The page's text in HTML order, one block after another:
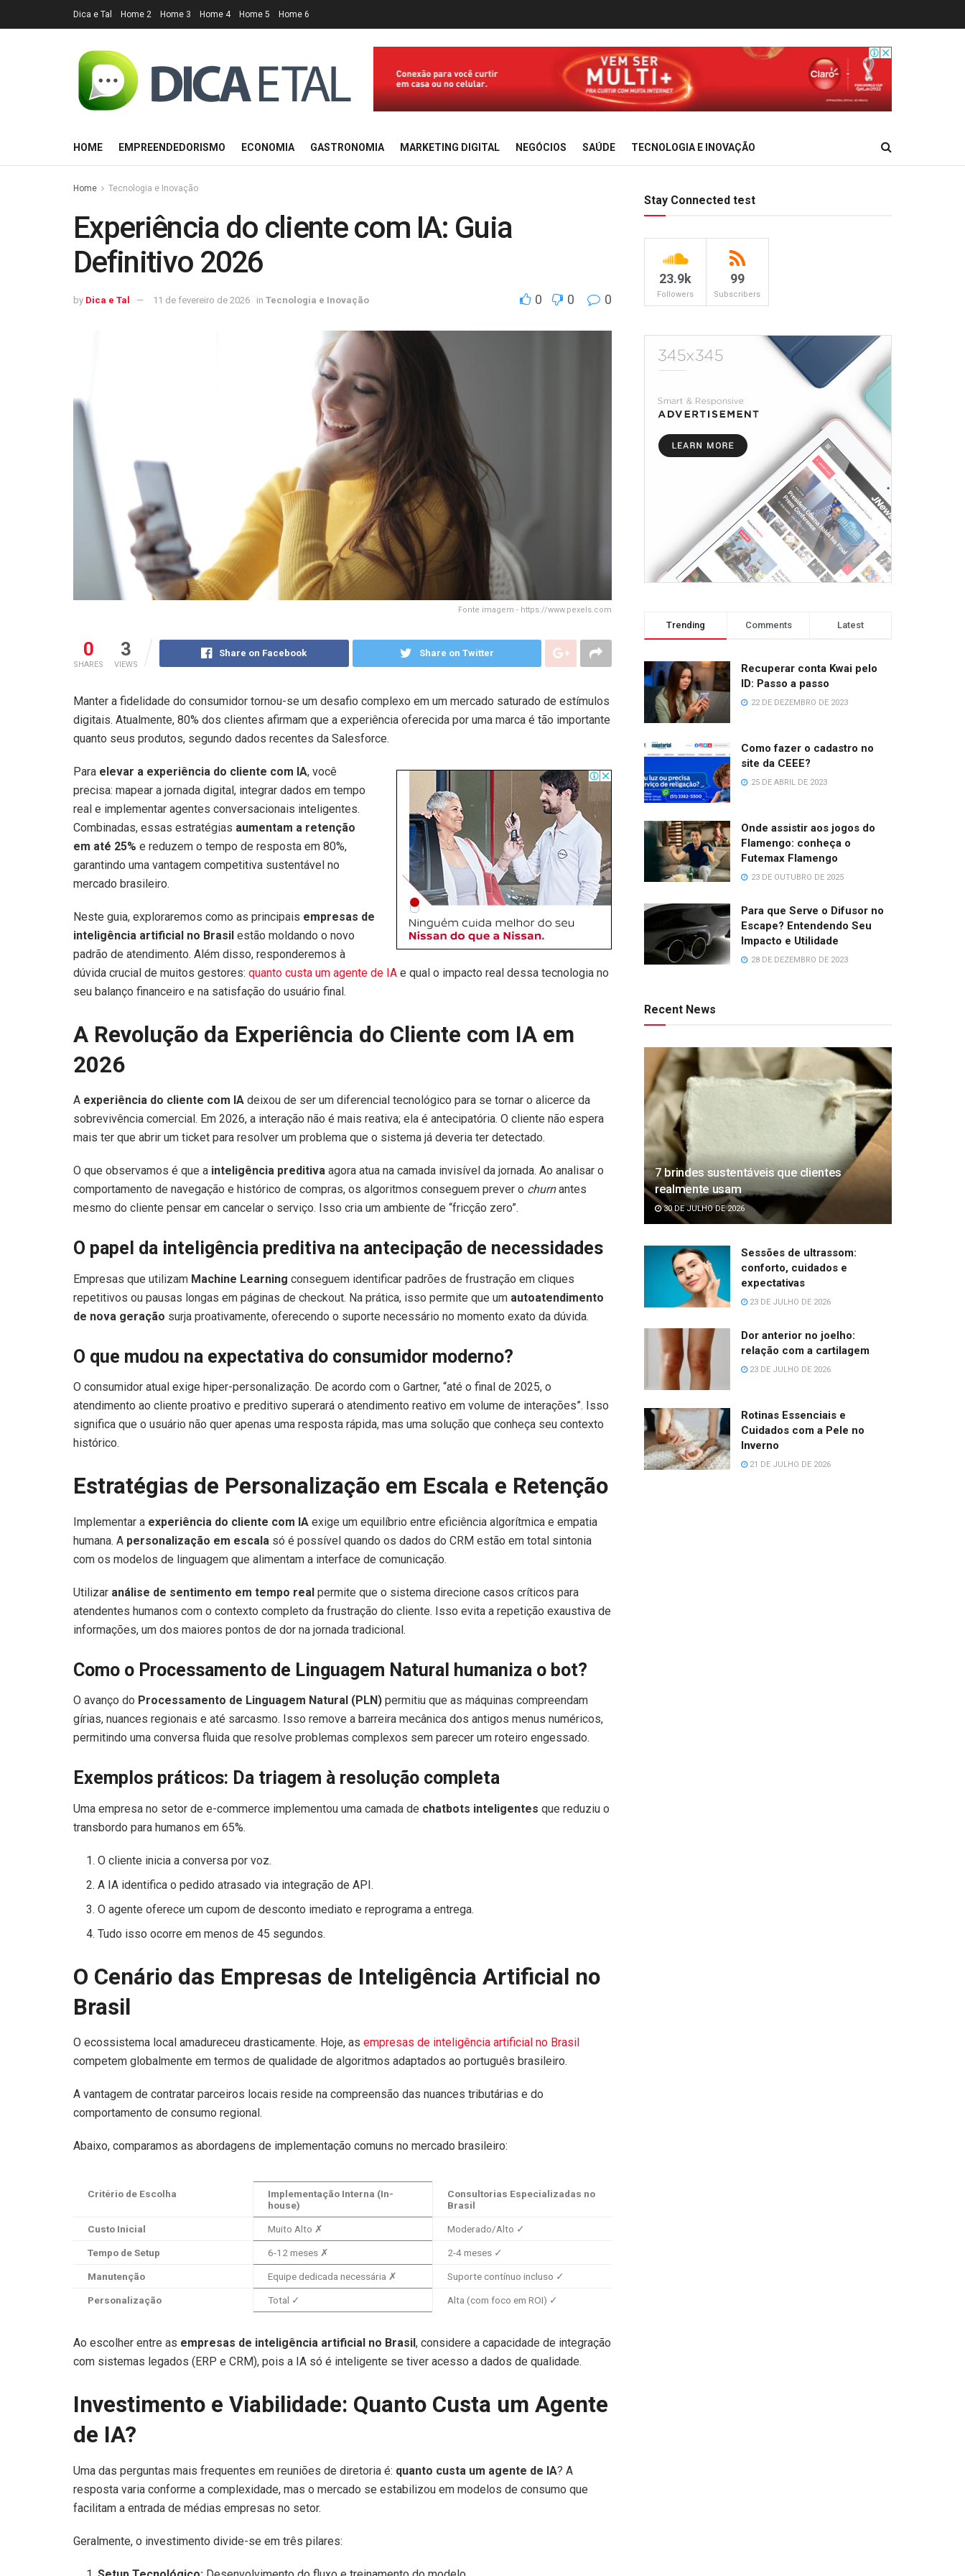
Dica e Tal Home 2 Home 3 Home 4 Home 5 Home 6
HOME EMPREENDEDORISMO ECONOMIA GASTRONOMIA MARKETING DIGITAL NEGÓCIOS SAÚDE TECNOLOGIA E INOVAÇÃO
Home Tecnologia e Inovação
Experiência do cliente com IA: Guia
Definitivo 2026
by Dica e Tal 11 de fevereiro de 2026 in Tecnologia e Inovação 0 0 0
Fonte imagem - https://www.pexels.com
0
SHARES
3
VIEWS
Share on Facebook Share on Twitter
Manter a fidelidade do consumidor tornou-se um desafio complexo em um mercado saturado de estímulos
digitais. Atualmente, 80% dos clientes afirmam que a experiência oferecida por uma marca é tão importante
quanto seus produtos, segundo dados recentes da Salesforce.
Para elevar a experiência do cliente com IA, você
precisa: mapear a jornada digital, integrar dados em tempo
real e implementar agentes conversacionais inteligentes.
Combinadas, essas estratégias aumentam a retenção
em até 25% e reduzem o tempo de resposta em 80%,
garantindo uma vantagem competitiva sustentável no
mercado brasileiro.
Neste guia, exploraremos como as principais empresas de
inteligência artificial no Brasil estão moldando o novo
padrão de atendimento. Além disso, responderemos à
dúvida crucial de muitos gestores: quanto custa um agente de IA e qual o impacto real dessa tecnologia no
seu balanço financeiro e na satisfação do usuário final.
A Revolução da Experiência do Cliente com IA em
2026
A experiência do cliente com IA deixou de ser um diferencial tecnológico para se tornar o alicerce da
sobrevivência comercial. Em 2026, a interação não é mais reativa; ela é antecipatória. O cliente não espera
mais ter que abrir um ticket para resolver um problema que o sistema já deveria ter detectado.
O que observamos é que a inteligência preditiva agora atua na camada invisível da jornada. Ao analisar o
comportamento de navegação e histórico de compras, os algoritmos conseguem prever o churnantes
mesmo do cliente pensar em cancelar o serviço. Isso cria um ambiente de “fricção zero”.
O papel da inteligência preditiva na antecipação de necessidades
Empresas que utilizam Machine Learning conseguem identificar padrões de frustração em cliques
repetitivos ou pausas longas em páginas de checkout. Na prática, isso permite que um autoatendimento
de nova geração surja proativamente, oferecendo o suporte necessário no momento exato da dúvida.
O que mudou na expectativa do consumidor moderno?
O consumidor atual exige hiper-personalização. De acordo com o Gartner, “até o final de 2025, o
atendimento ao cliente proativo e preditivo superará o atendimento reativo em volume de interações”. Isso
significa que o usuário não quer apenas uma resposta rápida, mas uma solução que conheça seu contexto
histórico.
Estratégias de Personalização em Escala e Retenção
Implementar a experiência do cliente com IA exige um equilíbrio entre eficiência algorítmica e empatia
humana. A personalização em escala só é possível quando os dados do CRM estão em total sintonia
com os modelos de linguagem que alimentam a interface de comunicação.
Utilizar análise de sentimento em tempo real permite que o sistema direcione casos críticos para
atendentes humanos com o contexto completo da frustração do cliente. Isso evita a repetição exaustiva de
informações, um dos maiores pontos de dor na jornada tradicional.
Como o Processamento de Linguagem Natural humaniza o bot?
O avanço do Processamento de Linguagem Natural (PLN) permitiu que as máquinas compreendam
gírias, nuances regionais e até sarcasmo. Isso remove a barreira mecânica dos antigos menus numéricos,
permitindo uma conversa fluida que resolve problemas complexos sem parecer um roteiro engessado.
Exemplos práticos: Da triagem à resolução completa
Uma empresa no setor de e-commerce implementou uma camada de chatbots inteligentes que reduziu o
transbordo para humanos em 65%.
O cliente inicia a conversa por voz.
A IA identifica o pedido atrasado via integração de API.
O agente oferece um cupom de desconto imediato e reprograma a entrega.
Tudo isso ocorre em menos de 45 segundos.
O Cenário das Empresas de Inteligência Artificial no
Brasil
O ecossistema local amadureceu drasticamente. Hoje, as empresas de inteligência artificial no Brasil
competem globalmente em termos de qualidade de algoritmos adaptados ao português brasileiro.
A vantagem de contratar parceiros locais reside na compreensão das nuances tributárias e do
comportamento de consumo regional.
Abaixo, comparamos as abordagens de implementação comuns no mercado brasileiro:
Critério de Escolha
Implementação Interna (In-
house)
Consultorias Especializadas no
Brasil
Custo Inicial Muito Alto ✗ Moderado/Alto ✓
Tempo de Setup 6-12 meses ✗ 2-4 meses ✓
Manutenção Equipe dedicada necessária ✗ Suporte contínuo incluso ✓
Personalização Total ✓ Alta (com foco em ROI) ✓
Ao escolher entre as empresas de inteligência artificial no Brasil , considere a capacidade de integração
com sistemas legados (ERP e CRM), pois a IA só é inteligente se tiver acesso a dados de qualidade.
Investimento e Viabilidade: Quanto Custa um Agente
de IA?
Uma das perguntas mais frequentes em reuniões de diretoria é: quanto custa um agente de IA? A
resposta varia conforme a complexidade, mas o mercado se estabilizou em modelos de consumo que
facilitam a entrada de médias empresas no setor.
Geralmente, o investimento divide-se em três pilares:
Stay Connected test
23.9k
Followers
99
Subscribers
Trending Comments Latest
Recuperar conta Kwai pelo
ID: Passo a passo
22 DE DEZEMBRO DE 2023
Como fazer o cadastro no
site da CEEE?
25 DE ABRIL DE 2023
Onde assistir aos jogos do
Flamengo: conheça o
Futemax Flamengo
23 DE OUTUBRO DE 2025
Para que Serve o Difusor no
Escape? Entendendo Seu
Impacto e Utilidade
28 DE DEZEMBRO DE 2023
Recent News
7 brindes sustentáveis que clientes
realmente usam
30 DE JULHO DE 2026
Sessões de ultrassom:
conforto, cuidados e
expectativas
23 DE JULHO DE 2026
Dor anterior no joelho:
relação com a cartilagem
23 DE JULHO DE 2026
Rotinas Essenciais e
Cuidados com a Pele no
Inverno
21 DE JULHO DE 2026